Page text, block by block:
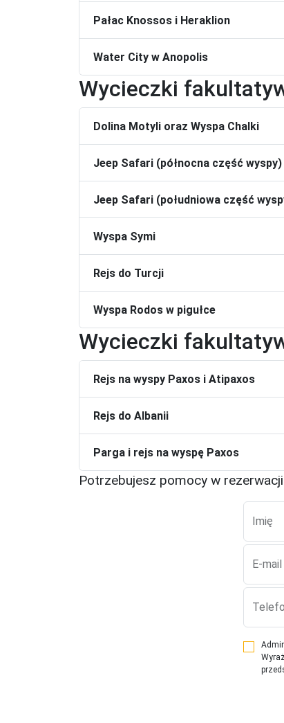
Pałac Knossos i Heraklion
Water City w Anopolis
Wycieczki
Dolina Motyli oraz Wyspa Chalki
Jeep Safari (północna część wyspy)
Jeep Safari (południowa część
Wyspa Symi
Rejs do Turcji
Wyspa Rodos w pigułce
Wycieczki
Rejs na wyspy Paxos i Atipaxos
Rejs do Albanii
Parga i rejs na wyspę Paxos
Potrzebujesz pomocy w
Imię
E-mail